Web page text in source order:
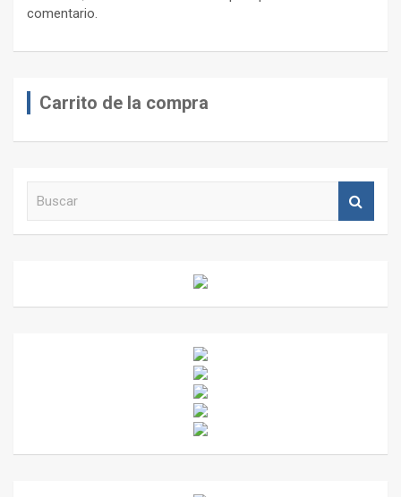
comentario.
Carrito de la compra